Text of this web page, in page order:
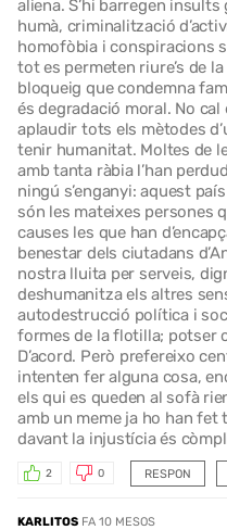
aliena. S’hi barregen
humà, criminalització
homofòbia i conspiracions
tot es permeten riure’s de
bloqueig que condemna
és degradació moral. No cal
aplaudir tots els mètodes
tenir humanitat. Moltes de
amb tanta ràbia l’han
ningú s’enganyi: aquest
són les mateixes persones
causes les que han
benestar dels ciutadans
nostra lluita per serveis,
deshumanitza els altres
autodestrucció política i
formes de la flotilla; potser
D’acord. Però prefereixo
intenten fer alguna cosa,
els qui es queden al sofà
amb un meme ja ho han
davant la injustícia és
RESPON
2 0
KARLITOS FA 10 MESOS